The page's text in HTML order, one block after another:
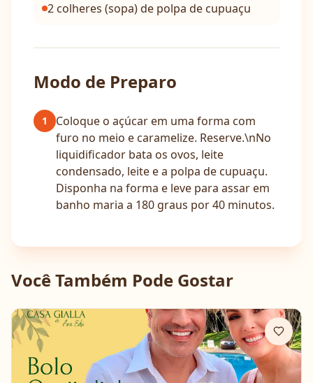
2 colheres (sopa) de polpa de cupuaçu
Modo de Preparo
1
Coloque o açúcar em uma forma com
furo no meio e caramelize. Reserve.\nNo
liquidificador bata os ovos, leite
condensado, leite e a polpa de cupuaçu.
Disponha na forma e leve para assar em
banho maria a 180 graus por 40 minutos.
Você Também Pode Gostar